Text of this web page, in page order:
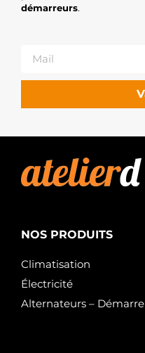
démarreurs.
NOS PRODUITS
Climatisation
Électricité
Alternateurs –